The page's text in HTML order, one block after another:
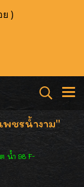
)
พชรน้ำงาม"
น้ำ 98 F-